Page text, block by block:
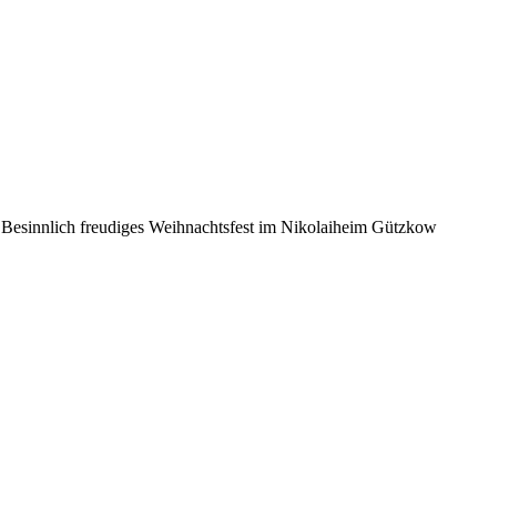
Besinnlich freudiges Weihnachtsfest im Nikolaiheim Gützkow